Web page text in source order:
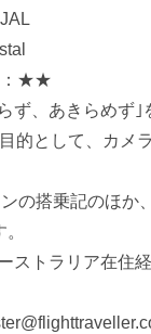
：★★
ず、あきらめず｣
的として、カメ
の搭乗記のほか
ストラリア在住